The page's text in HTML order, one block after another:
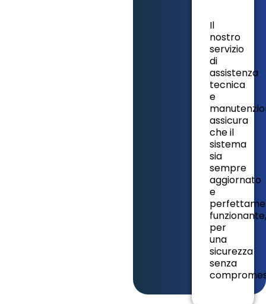
Il
nostro
servizio
di
assistenza
tecnica
e
assicura
che il
sistema
sia
sempre
aggiornato
e
per
una
sicurezza
senza